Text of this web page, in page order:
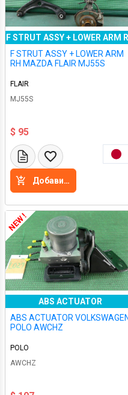
F STRUT ASSY + LOWER ARM
F STRUT ASSY + LOWER ARM
RH MAZDA FLAIR MJ55S
FLAIR
MJ55S
$ 95
Добавить в корзину
NEW !
ABS ACTUATOR
ABS ACTUATOR VOLKSWAGEN
POLO AWCHZ
POLO
AWCHZ